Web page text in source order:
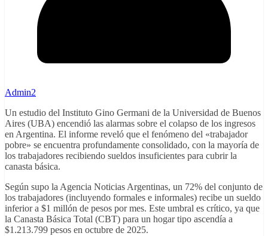
Admin2
Un estudio del Instituto Gino Germani de la Universidad de Buenos
Aires (UBA) encendió las alarmas sobre el colapso de los ingresos
en Argentina. El informe reveló que el fenómeno del «trabajador
pobre» se encuentra profundamente consolidado, con la mayoría de
los trabajadores recibiendo sueldos insuficientes para cubrir la
canasta básica.
Según supo la Agencia Noticias Argentinas, un 72% del conjunto de
los trabajadores (incluyendo formales e informales) recibe un sueldo
inferior a $1 millón de pesos por mes. Este umbral es crítico, ya que
la Canasta Básica Total (CBT) para un hogar tipo ascendía a
$1.213.799 pesos en octubre de 2025.